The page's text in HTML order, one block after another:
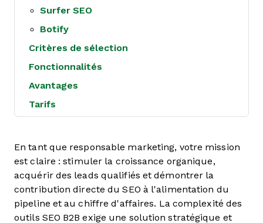
Surfer SEO
Botify
Critères de sélection
Fonctionnalités
Avantages
Tarifs
En tant que responsable marketing, votre mission
est claire : stimuler la croissance organique,
acquérir des leads qualifiés et démontrer la
contribution directe du SEO à l'alimentation du
pipeline et au chiffre d'affaires. La complexité des
outils SEO B2B exige une solution stratégique et